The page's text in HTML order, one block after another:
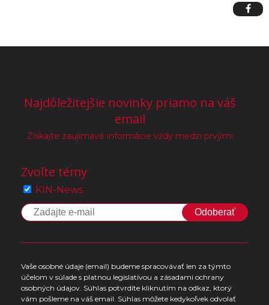
Najdôležitejšie novinky priamo na váš
email
Získajte zaujímavé informácie vždy medzi prvými
Zvoľte témy
KIN-News
Odoberať
Vaše osobné údaje (email) budeme spracovávať len za týmto
účelom v súlade s platnou legislatívou a zásadami ochrany
osobných údajov. Súhlas potvrdíte kliknutím na odkaz, ktorý
vám pošleme na váš email. Súhlas môžete kedykoľvek odvolať